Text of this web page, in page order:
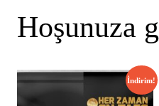
Hoşunuza
İndirim!